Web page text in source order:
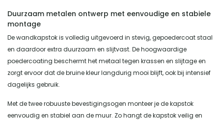
Duurzaam metalen ontwerp met eenvoudige en stabiele
montage
De wandkapstok is volledig uitgevoerd in stevig, gepoedercoat staal
en daardoor extra duurzaam en slijtvast. De hoogwaardige
poedercoating beschermt het metaal tegen krassen en slijtage en
zorgt ervoor dat de bruine kleur langdurig mooi blijft, ook bij intensief
dagelijks gebruik.
Met de twee robuuste bevestigingsogen monteer je de kapstok
eenvoudig en stabiel aan de muur. Zo hangt de kapstok veilig en